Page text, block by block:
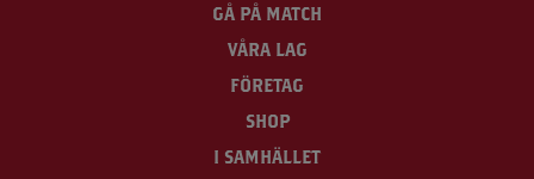
GÅ PÅ MATCH
VÅRA LAG
FÖRETAG
SHOP
I SAMHÄLLET